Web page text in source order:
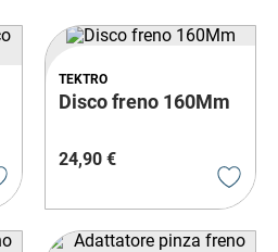
TEKTRO
Disco freno 160Mm
24,90 €